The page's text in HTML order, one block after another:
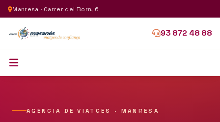
Manresa · Carrer del Born, 6
93 872 48 88
AGÈNCIA DE VIATGES · MANRESA